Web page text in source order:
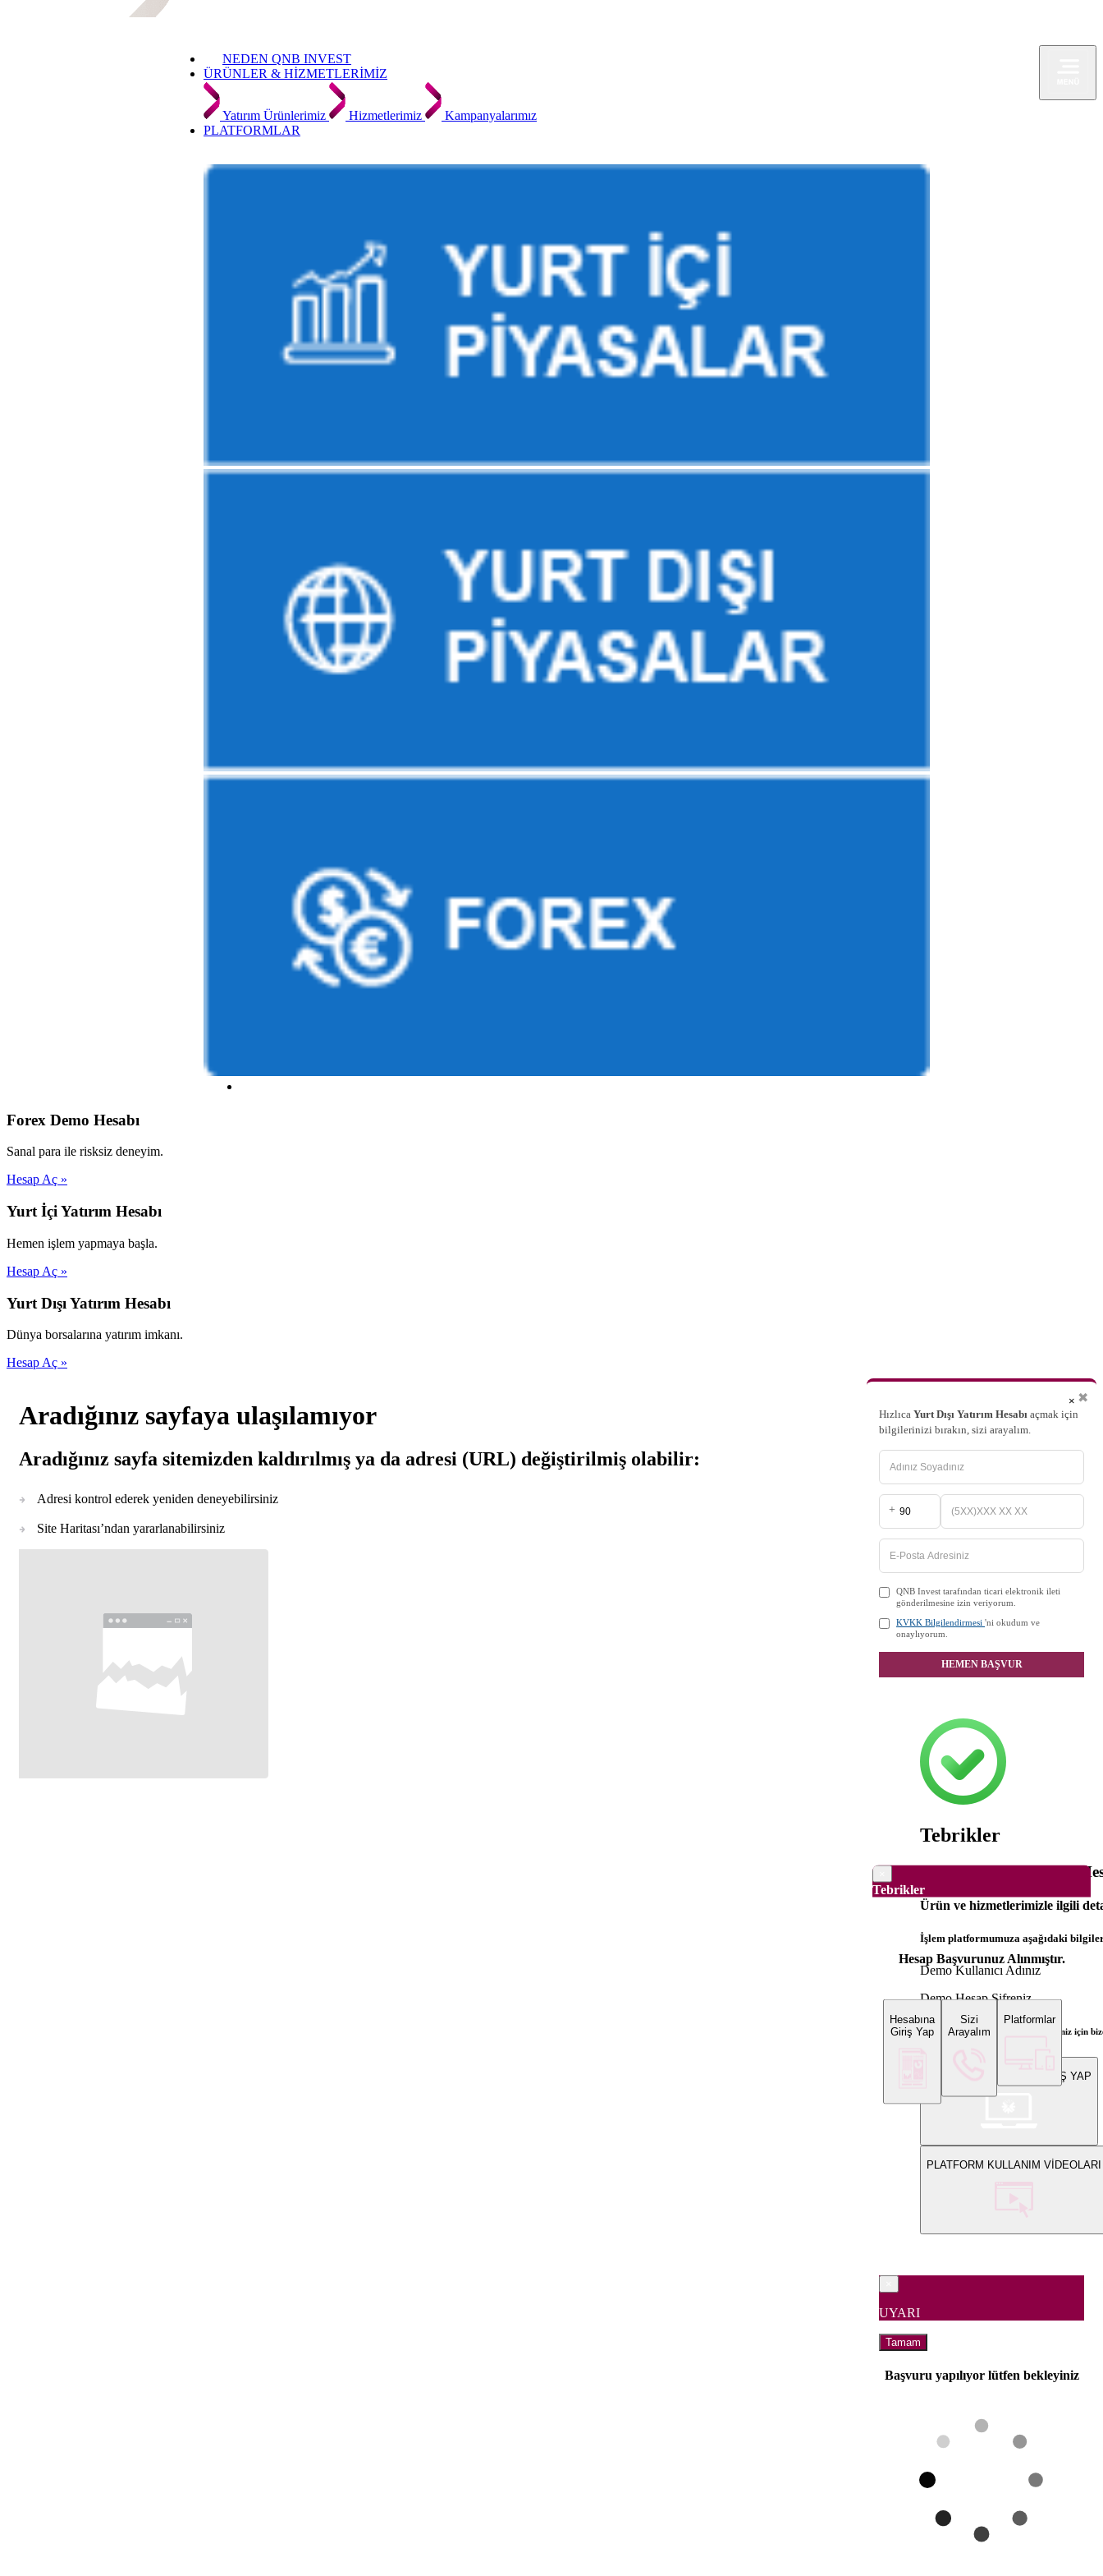
NEDEN QNB INVEST
ÜRÜNLER & HİZMETLERİMİZ
Yatırım Ürünlerimiz Hizmetlerimiz
Kampanyalarımız
PLATFORMLAR
Forex Demo Hesabı
Sanal para ile risksiz deneyim.
Hesap Aç »
Yurt İçi Yatırım Hesabı
Hemen işlem yapmaya başla.
Hesap Aç »
Yurt Dışı Yatırım Hesabı
Dünya borsalarına yatırım imkanı.
Hesap Aç »
Aradığınız sayfaya ulaşılamıyor
Aradığınız sayfa sitemizden kaldırılmış ya da adresi (URL) değiştirilmiş olabilir:
Adresi kontrol ederek yeniden deneyebilirsiniz
Site Haritası’ndan yararlanabilirsiniz
✖
Hızlıca Yurt Dışı Yatırım Hesabı açmak için
bilgilerinizi bırakın, sizi arayalım.
+
QNB Invest tarafından ticari elektronik ileti
gönderilmesine izin veriyorum.
KVKK Bilgilendirmesi 'ni okudum ve
onaylıyorum.
HEMEN BAŞVUR
Tebrikler
Hesap Başvurunuz Alınmıştır.
Hesabına
Giriş Yap
Sizi
Arayalım
Platformlar
×
Tebrikler
Dünya Borsaları Demo
Ürün ve hizmetlerimizle ilgili
İşlem platformumuza aşağıdaki
Demo Kullanıcı Adınız
Demo Hesap Şifreniz
Bilgi ve gerçek hesap açılış talepleriniz için
WEB PLATFORMUNA GİRİŞ YAP
PLATFORM KULLANIM VİDEOLARI
UYARI
Tamam
Başvuru yapılıyor lütfen bekleyiniz